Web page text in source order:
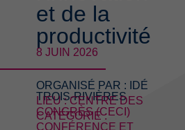
et de la
productivité
8 JUIN 2026
ORGANISÉ PAR :
IDÉ
TROIS-RIVIÈRES
LIEU : CENTRE DES
CONGRÈS (CECI)
CATÉGORIE :
CONFÉRENCE ET